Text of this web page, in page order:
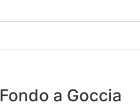
Fondo a Goccia